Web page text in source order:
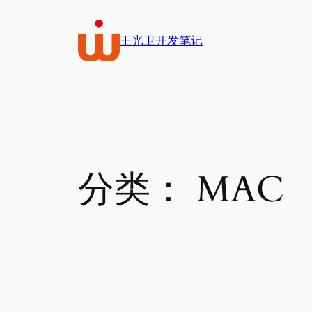
王光卫开发笔记
分类： MAC